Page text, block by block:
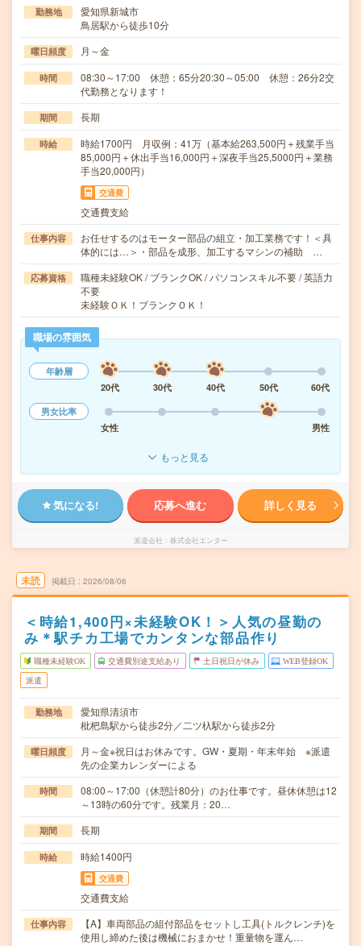
勤務地
愛知県新城市
鳥居駅から徒歩10分
曜日頻度 月～金
時間
08:30～17:00 休憩：65分20:30～05:00 休憩：26分2交
代勤務となります！
期間 長期
時給
時給1700円 月収例：41万（基本給263,500円＋残業手当
85,000円＋休出手当16,000円＋深夜手当25,5000円＋業務
手当20,000円）
交通費
交通費支給
仕事内容
お任せするのはモーター部品の組立・加工業務です！＜具
体的には…＞・部品を成形、加工するマシンの補助 …
応募資格
職種未経験OK / ブランクOK / パソコンスキル不要 / 英語力
不要
未経験ＯＫ！ブランクＯＫ！
職場の雰囲気
年齢層
20代
30代 40代 50代
60代
男女比率
女性
男性
もっと見る
気になる! 応募へ進む 詳しく見る
派遣会社 株式会社エンター
未読 掲載日 2026/08/06
＜時給1,400円×未経験OK！＞人気の昼勤の
み＊駅チカ工場でカンタンな部品作り
職種未経験OK 交通費別途支給あり 土日祝日が休み WEB登録OK
派遣
勤務地
愛知県清須市
枇杷島駅から徒歩2分／二ツ杁駅から徒歩2分
曜日頻度
月～金※祝日はお休みです。GW・夏期・年末年始 ※派遣
先の企業カレンダーによる
時間
08:00～17:00（休憩計80分）のお仕事です。昼休休憩は12
～13時の60分です。残業月：20…
期間 長期
時給 時給1400円
交通費
交通費支給
仕事内容
【A】車両部品の組付部品をセットし工具(トルクレンチ)を
使用し締めた後は機械におまかせ！重量物を運ん…